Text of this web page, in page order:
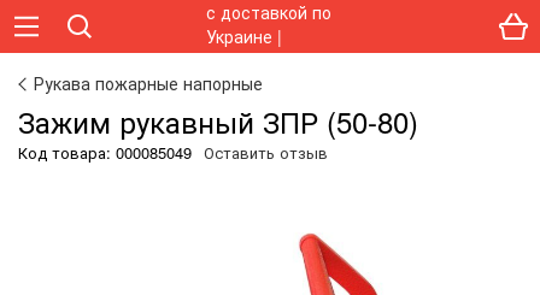
Рукава пожарные напорные
Зажим рукавный ЗПР (50-80)
Код товара: 000085049 Оставить отзыв